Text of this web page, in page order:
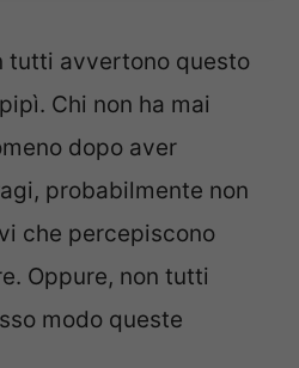
tutti avvertono questo
Chi non ha mai
dopo aver
probabilmente non
che percepiscono
Oppure, non tutti
modo queste